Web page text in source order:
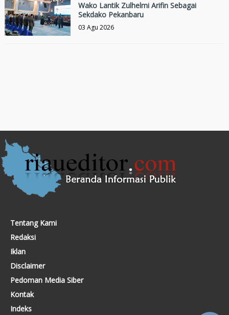
Wako Lantik Zulhelmi Arifin Sebagai
Sekdako Pekanbaru
03 Agu 2026
Tentang Kami
Redaksi
Iklan
Disclaimer
Pedoman Media Siber
Kontak
Indeks